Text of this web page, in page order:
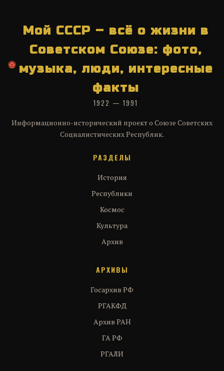
Мой СССР – всё о жизни в
Советском Союзе: фото,
музыка, люди, интересные
факты
1922 — 1991
Информационно-исторический проект о Союзе Советских
Социалистических Республик.
РАЗДЕЛЫ
История
Республики
Космос
Культура
Архив
АРХИВЫ
Госархив РФ
РГАКФД
Архив РАН
ГА РФ
РГАЛИ